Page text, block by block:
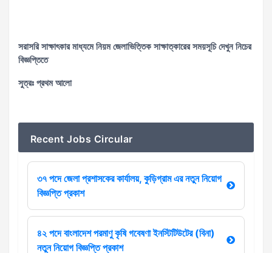
সরাসরি সাক্ষাৎকার মাধ্যমে নিয়ম জেলাভিত্তিক সাক্ষাত্কারের সময়সূচি দেখুন নিচের
বিজ্ঞপ্তিতে
সুত্রঃ প্রথম আলো
Recent Jobs Circular
৩৭ পদে জেলা প্রশাসকের কার্যালয়, কুড়িগ্রাম এর নতুন নিয়োগ
বিজ্ঞপ্তি প্রকাশ
৪২ পদে বাংলাদেশ পরমাণু কৃষি গবেষণা ইনস্টিটিউটের (বিনা)
নতুন নিয়োগ বিজ্ঞপ্তি প্রকাশ